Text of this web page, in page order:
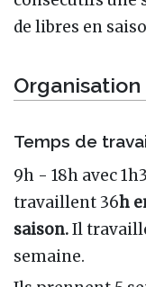
de libres en
Temps de
9h - 18h avec
travaillent 36h
saison.Il
semaine.